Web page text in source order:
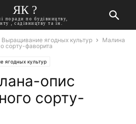
ЯК ?
поради по будівництву,
, садівництву та ін.
Выращивание ягодных культур
Малина
сорту-фаворита
ягодных культур
опис
сорту-